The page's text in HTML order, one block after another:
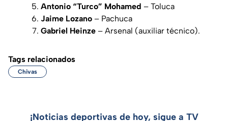
Antonio “Turco” Mohamed – Toluca
Jaime Lozano– Pachuca
Gabriel Heinze– Arsenal (auxiliar técnico).
Tags relacionados
Chivas
¡Noticias deportivas de hoy, sigue a TV